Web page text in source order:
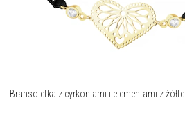
Bransoletka z cyrkoniami i elementami z